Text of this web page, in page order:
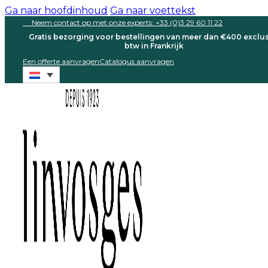
Ga naar hoofdinhoud Ga naar voettekst
Neem contact op met onze experts: +33 (0)3 29 60 11 22
Gratis bezorging voor bestellingen van meer dan €400
btw in Frankrijk
Een offerte aanvragenCatalogus aanvragen